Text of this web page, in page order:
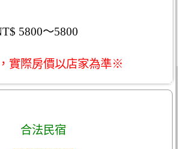
5800～5800
實際房價以店家為準※
合法民宿